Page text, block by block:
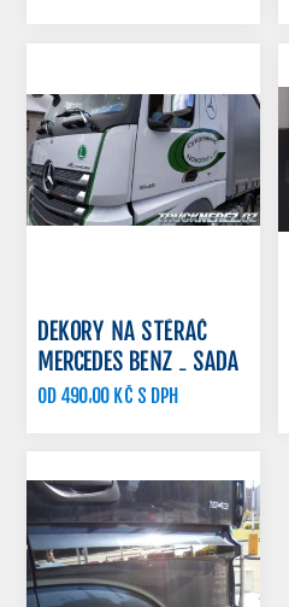
DEKORY NA STĚRAČ
MERCEDES BENZ - SADA
OD 490,00 KČ S DPH